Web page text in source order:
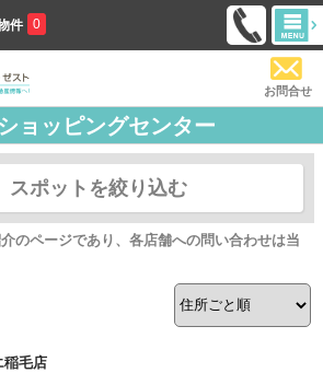
件 0
お問合せ
ョッピングセンター
スポットを絞り込む
のページであり、各店舗への問い合わせは当
稲毛店